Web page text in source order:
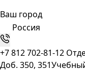
Ваш город
Россия
+7 812 702-81-12
Доб. 350, 351